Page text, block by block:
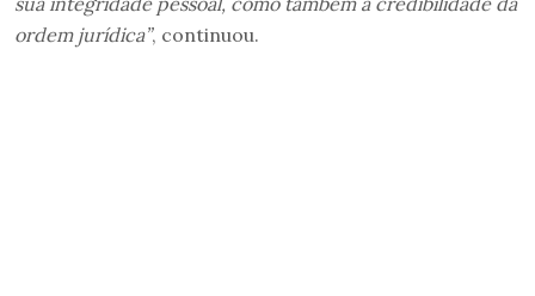
ordem jurídica”, continuou.